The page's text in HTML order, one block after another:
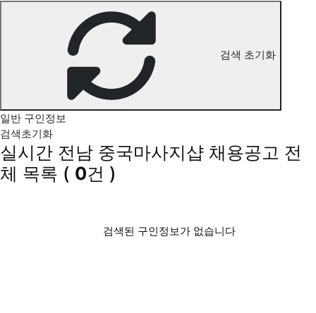
검색 초기화
일반 구인정보
검색초기화
실시간 전남 중국마사지샵 채용공고 전
체 목록 ( 0건 )
검색된 구인정보가 없습니다